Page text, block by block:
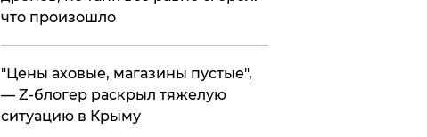
что произошло
​"Цены аховые, магазины пустые",
— Z-блогер раскрыл тяжелую
ситуацию в Крыму